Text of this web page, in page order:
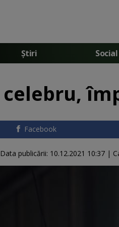
Știri Social
celebru,
Facebook
Data publicării: 10.12.2021 10:37 |